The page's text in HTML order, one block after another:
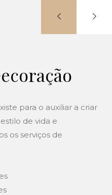
para o auxiliar a criar
de vida e
os serviços de